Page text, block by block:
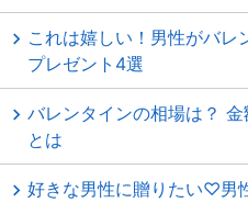
これは嬉しい！男性がバレ
プレゼント4選
バレンタインの相場は？ 金
とは
好きな男性に贈りたい♡男